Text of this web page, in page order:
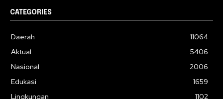
CATEGORIES
Daerah
11064
Aktual
5406
Nasional
2006
Edukasi
1659
Lingkungan
1102